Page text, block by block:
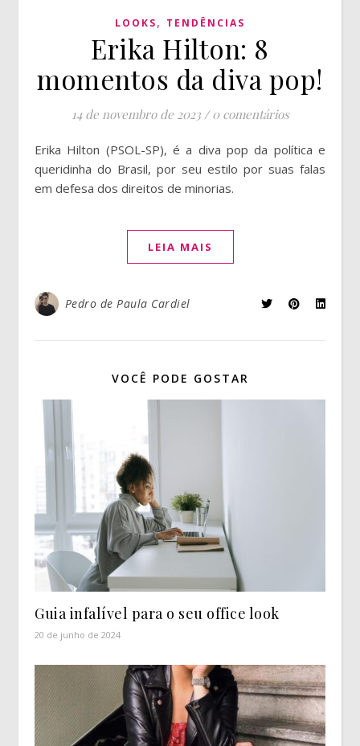
LOOKS, TENDÊNCIAS
Erika Hilton: 8
momentos da diva pop!
14 de novembro de 2023 / 0 comentários
Erika Hilton (PSOL-SP), é a diva pop da política e
queridinha do Brasil, por seu estilo por suas falas
em defesa dos direitos de minorias.
LEIA MAIS
Pedro de Paula Cardiel
VOCÊ PODE GOSTAR
Guia infalível para o seu office look
20 de junho de 2024